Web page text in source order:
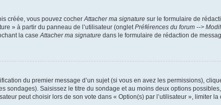
créée, vous pouvez cocherAttacher ma signature sur le formulaire de
» à partir du panneau de l’utilisateur (ongletPréférences du forum -->
la caseAttacher ma signature dans le formulaire de rédaction de
du premier message d’un sujet (si vous en avez les permissions),
sondages). Saisissez le titre du sondage et au moins deux options
peut choisir lors de son vote dans « Option(s) par l’utilisateur », limiter